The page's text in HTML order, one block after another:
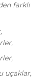
farklı
uçaklar,